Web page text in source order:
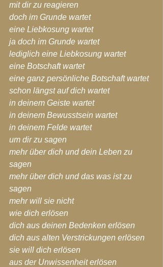
mit dir zu reagieren
doch im Grunde wartet
eine Liebkosung wartet
ja doch im Grunde wartet
lediglich eine Liebkosung wartet
eine Botschaft wartet
eine ganz persönliche Botschaft wartet
schon längst auf dich wartet
in deinem Geiste wartet
in deinem Bewusstsein wartet
in deinem Felde wartet
um dir zu sagen
mehr über dich und dein Leben zu
sagen
mehr über dich und das was ist zu
sagen
mehr will sie nicht
wie dich erlösen
dich aus deinen Bedenken erlösen
dich aus alten Verstrickungen erlösen
sie will dich erlösen
aus der Unwissenheit erlösen